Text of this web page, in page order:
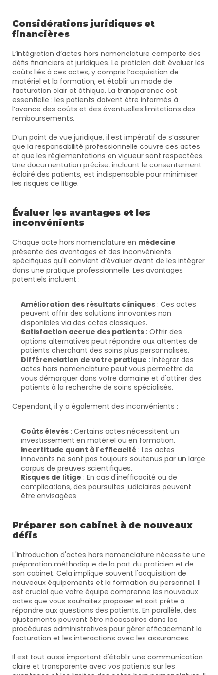
Considérations juridiques et
financières
L’intégration d’actes hors nomenclature comporte des
défis financiers et juridiques. Le praticien doit évaluer les
coûts liés à ces actes, y compris l’acquisition de
matériel et la formation, et établir un mode de
facturation clair et éthique. La transparence est
essentielle : les patients doivent être informés à
l’avance des coûts et des éventuelles limitations des
remboursements.
D’un point de vue juridique, il est impératif de s’assurer
que la responsabilité professionnelle couvre ces actes
et que les réglementations en vigueur sont respectées.
Une documentation précise, incluant le consentement
éclairé des patients, est indispensable pour minimiser
les risques de litige.
Évaluer les avantages et les
inconvénients
Chaque acte hors nomenclature en médecine
présente des avantages et des inconvénients
spécifiques qu'il convient d’évaluer avant de les intégrer
dans une pratique professionnelle. Les avantages
potentiels incluent :
Amélioration des résultats cliniques : Ces actes
peuvent offrir des solutions innovantes non
disponibles via des actes classiques.
Satisfaction accrue des patients : Offrir des
options alternatives peut répondre aux attentes de
patients cherchant des soins plus personnalisés.
Différenciation de votre pratique : Intégrer des
actes hors nomenclature peut vous permettre de
vous démarquer dans votre domaine et d'attirer des
patients à la recherche de soins spécialisés.
Cependant, il y a également des inconvénients :
Coûts élevés : Certains actes nécessitent un
investissement en matériel ou en formation.
Incertitude quant à l'efficacité : Les actes
innovants ne sont pas toujours soutenus par un large
corpus de preuves scientifiques.
Risques de litige : En cas d'inefficacité ou de
complications, des poursuites judiciaires peuvent
être envisagées
Préparer son cabinet à de nouveaux
défis
L'introduction d'actes hors nomenclature nécessite une
préparation méthodique de la part du praticien et de
son cabinet. Cela implique souvent l'acquisition de
nouveaux équipements et la formation du personnel. Il
est crucial que votre équipe comprenne les nouveaux
actes que vous souhaitez proposer et soit prête à
répondre aux questions des patients. En parallèle, des
ajustements peuvent être nécessaires dans les
procédures administratives pour gérer efficacement la
facturation et les interactions avec les assurances.
Il est tout aussi important d'établir une communication
claire et transparente avec vos patients sur les